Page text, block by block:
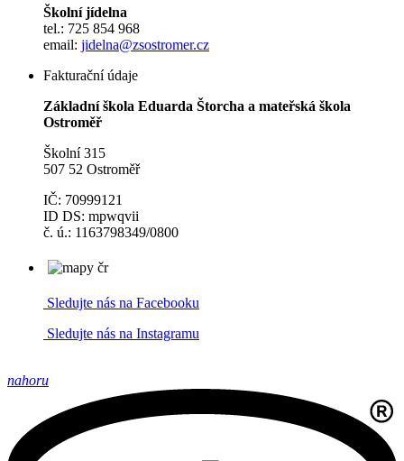
Školní jídelna
tel.: 725 854 968
email: jidelna@zsostromer.cz
Fakturační údaje
Základní škola Eduarda Štorcha a mateřská škola
Ostroměř
Školní 315
507 52 Ostroměř
IČ: 70999121
ID DS: mpwqvii
č. ú.: 1163798349/0800
Sledujte nás na Facebooku
Sledujte nás na Instagramu
nahoru